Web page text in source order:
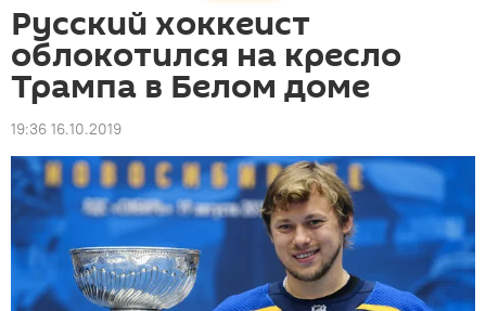
Русский хоккеист
облокотился на кресло
Трампа в Белом доме
19:36 16.10.2019